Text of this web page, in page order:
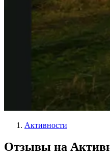
Активности
Отзывы на